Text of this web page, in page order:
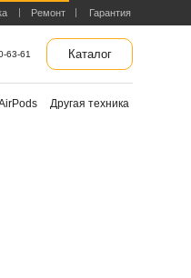
63-61 Каталог
Гарантия
Ремонт
Другая техника